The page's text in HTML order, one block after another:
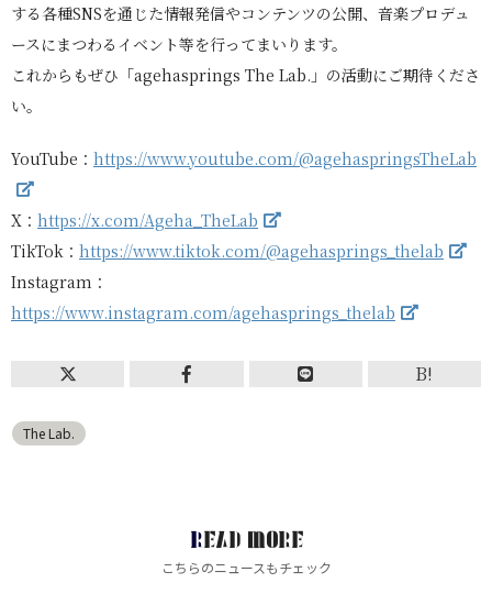
する各種SNSを通じた情報発信やコンテンツの公開、音楽プロデュ
ースにまつわるイベント等を行ってまいります。
これからもぜひ「agehasprings The Lab.」の活動にご期待くださ
い。
YouTube： https://www.youtube.com/@agehaspringsTheLab
X： https://x.com/Ageha_TheLab
TikTok： https://www.tiktok.com/@agehasprings_thelab
Instagram：
https://www.instagram.com/agehasprings_thelab
B!
The Lab.
READ MORE
こちらのニュースもチェック